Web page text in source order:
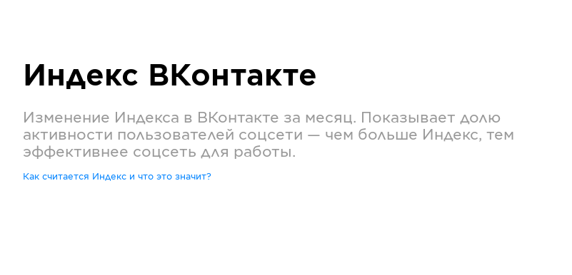
Индекс ВКонтакте
Изменение Индекса в ВКонтакте за месяц. Показывает долю
активности пользователей соцсети — чем больше Индекс, тем
эффективнее соцсеть для работы.
Как считается Индекс и что это значит?